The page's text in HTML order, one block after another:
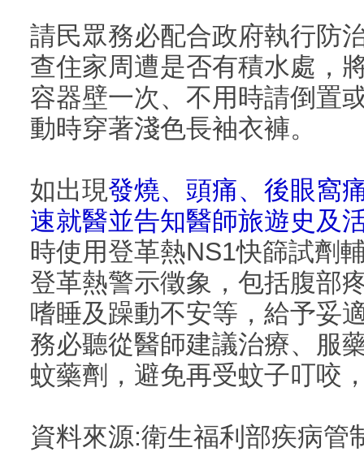
請民眾務必配合政府執行防
查住家周遭是否有積水處，
容器壁一次、不用時請倒置
動時穿著淺色長袖衣褲。
如出現發燒、頭痛、後眼窩
速就醫並告知醫師旅遊史及
時使用登革熱NS1快篩試劑
登革熱警示徵象，包括腹部
嗜睡及躁動不安等，給予妥
務必聽從醫師建議治療、服
蚊藥劑，避免再受蚊子叮咬
資料來源:衛生福利部疾病管